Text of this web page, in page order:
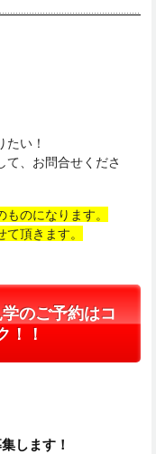
い！
て、お問合せくださ
のになります。
頂きます。
のご予約はコ
！！
します！